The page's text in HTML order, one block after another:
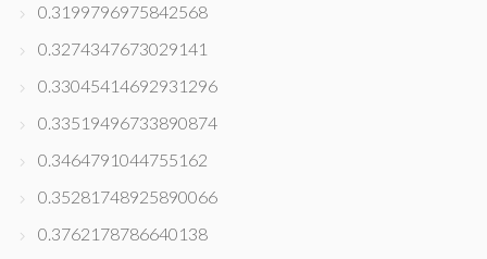
0.3199796975842568
0.3274347673029141
0.33045414692931296
0.33519496733890874
0.3464791044755162
0.35281748925890066
0.3762178786640138